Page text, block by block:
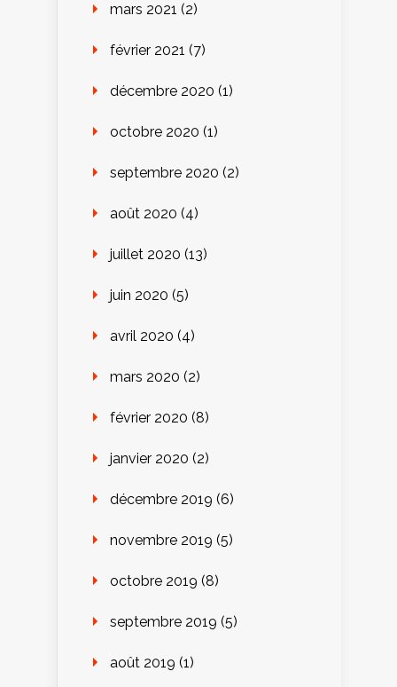
mars 2021 (2)
février 2021 (7)
décembre 2020 (1)
octobre 2020 (1)
septembre 2020 (2)
août 2020 (4)
juillet 2020 (13)
juin 2020 (5)
avril 2020 (4)
mars 2020 (2)
février 2020 (8)
janvier 2020 (2)
décembre 2019 (6)
novembre 2019 (5)
octobre 2019 (8)
septembre 2019 (5)
août 2019 (1)